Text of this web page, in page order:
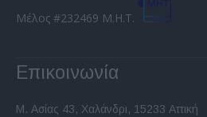
Μέλος #232469 Μ.Η.Τ.
Επικοινωνία
Μ. Ασίας 43, Χαλάνδρι, 15233 Αττική